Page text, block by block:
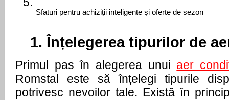
Sfaturi pentru achiziții inteligente și oferte de sezon
1. Înțelegerea tipurilor de
Primul pas în alegerea unui aer
Romstal este să înțelegi tipurile
potrivesc nevoilor tale. Există în